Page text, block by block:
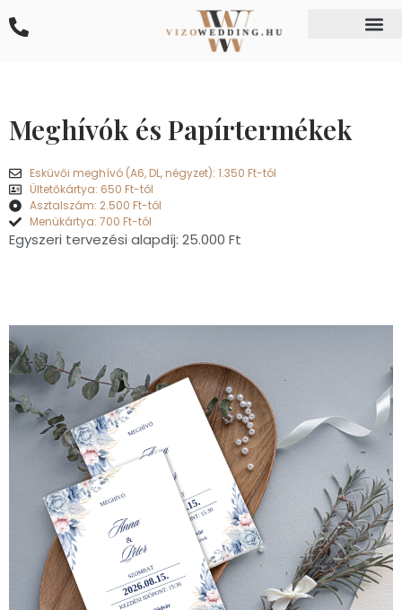
Meghívók és Papírtermékek
Esküvői meghívó (A6, DL, négyzet): 1.350 Ft-tól
Ültetőkártya: 650 Ft-tól
Asztalszám: 2.500 Ft-tól
Menükártya: 700 Ft-tól
Egyszeri tervezési alapdíj: 25.000 Ft